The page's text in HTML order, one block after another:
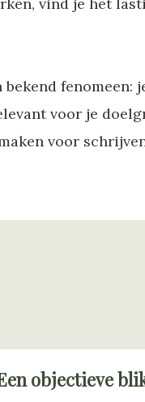
bekend fenomeen:
voor je
voor
objectieve